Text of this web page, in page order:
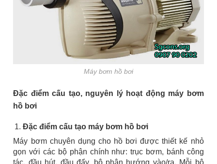
Máy bơm hồ bơi
Đặc điểm cấu tạo, nguyên lý hoạt động máy bơm
hồ bơi
Đặc điểm cấu tạo máy bơm hồ bơi
Máy bơm chuyên dụng cho hồ bơi được thiết kế nhỏ
gọn với các bộ phận chính như: trục bơm, bánh công
tác, đầu hút, đầu đẩy, bộ phận hướng vào/ra. Mỗi bộ